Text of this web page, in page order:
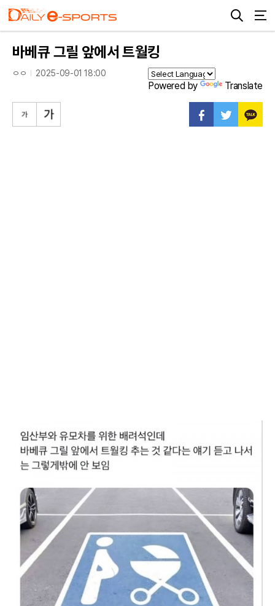
바베큐 그릴 앞에서 트월킹
ㅇㅇ 2025-09-01 18:00
Powered by Translate